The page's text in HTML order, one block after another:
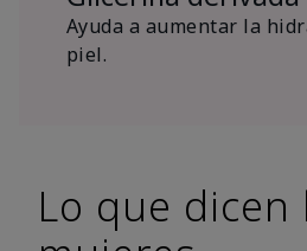
Ayuda a aumentar la
piel.
Lo que dicen